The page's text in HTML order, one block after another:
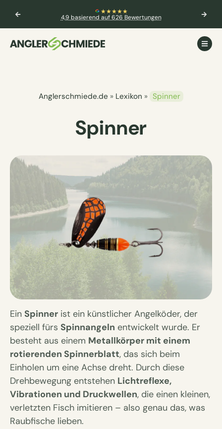
★★★★★
4,9 basierend auf 626 Bewertungen
Anglerschmiede.de » Lexikon » Spinner
Spinner
Ein Spinner ist ein künstlicher Angelköder, der
speziell fürs Spinnangeln entwickelt wurde. Er
besteht aus einem Metallkörper mit einem
rotierenden Spinnerblatt, das sich beim
Einholen um eine Achse dreht. Durch diese
Drehbewegung entstehen Lichtreflexe,
Vibrationen und Druckwellen, die einen kleinen,
verletzten Fisch imitieren – also genau das, was
Raubfische lieben.